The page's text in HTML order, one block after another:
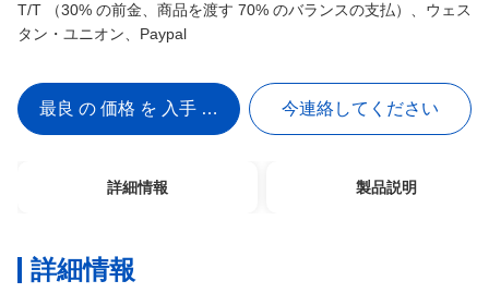
T/T （30% の前金、商品を渡す 70% のバランスの支払）、ウェス
タン・ユニオン、Paypal
最良 の 価格 を 入手 する 今連絡してください
詳細情報 製品説明
詳細情報